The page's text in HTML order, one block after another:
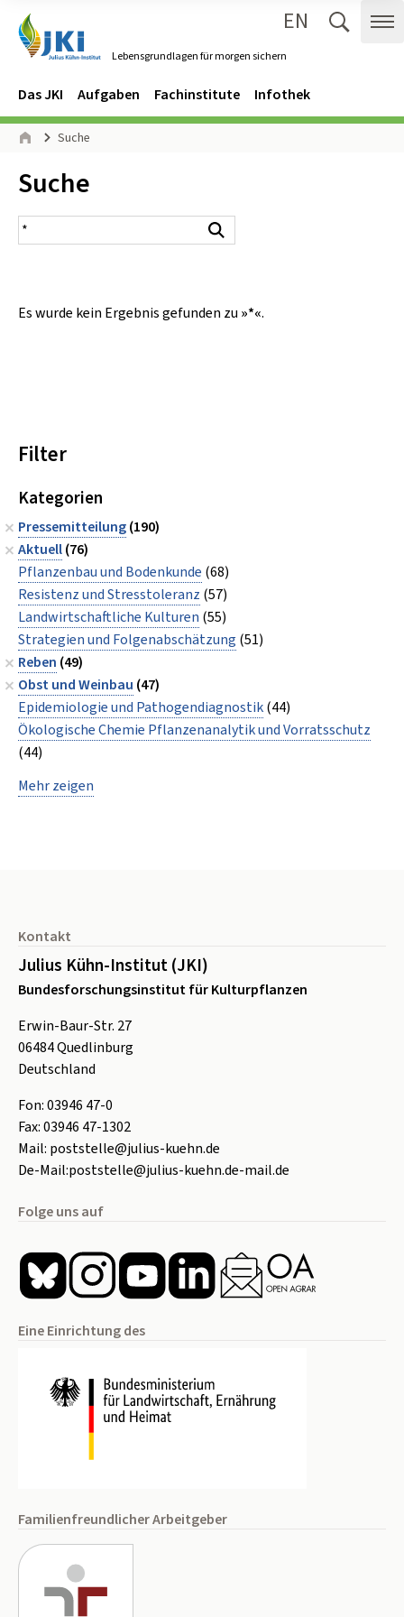
Lebensgrundlagen für morgen sichern
EN
Navigation
Hauptmenü
Das JKI Aufgaben Fachinstitute Infothek
Seitenpfad
Suche
Inhalt:
Suche
Suchergebnis
Es wurde kein Ergebnis gefunden zu »*«.
Filter
Kategorien
Pressemitteilung(190)
Aktuell(76)
Pflanzenbau und Bodenkunde (68)
Resistenz und Stresstoleranz (57)
Landwirtschaftliche Kulturen (55)
Strategien und Folgenabschätzung (51)
Reben (49)
Obst und Weinbau (47)
Epidemiologie und Pathogendiagnostik(44)
Ökologische Chemie Pflanzenanalytik und Vorratsschutz
(44)
Mehr zeigen
Kontakt
Julius Kühn-Institut (JKI)
Bundesforschungsinstitut für Kulturpflanzen
Erwin-Baur-Str. 27
06484Quedlinburg
Deutschland
Fon:03946 47-0
Fax:03946 47-1302
Mail: poststelle@julius-kuehn.de
De-Mail:poststelle@julius-kuehn.de-mail.de
Folge uns auf
Eine Einrichtung des
Familienfreundlicher Arbeitgeber